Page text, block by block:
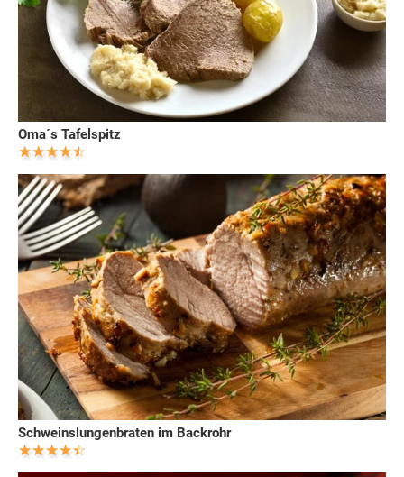
Oma´s Tafelspitz
Schweinslungenbraten im Backrohr